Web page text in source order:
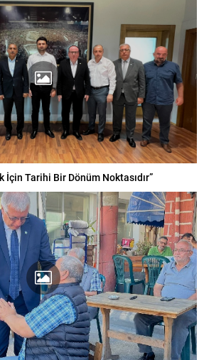
İçin Tarihi Bir Dönüm Noktasıdır”